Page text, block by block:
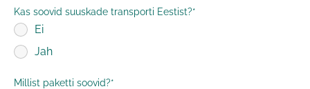
Kas soovid suuskade transporti Eestist?
Ei
Jah
Millist paketti soovid?